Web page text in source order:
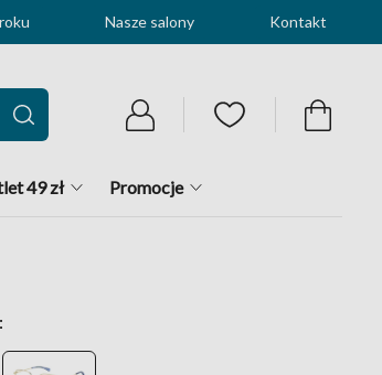
Nasze salony Kontakt
49 zł Promocje